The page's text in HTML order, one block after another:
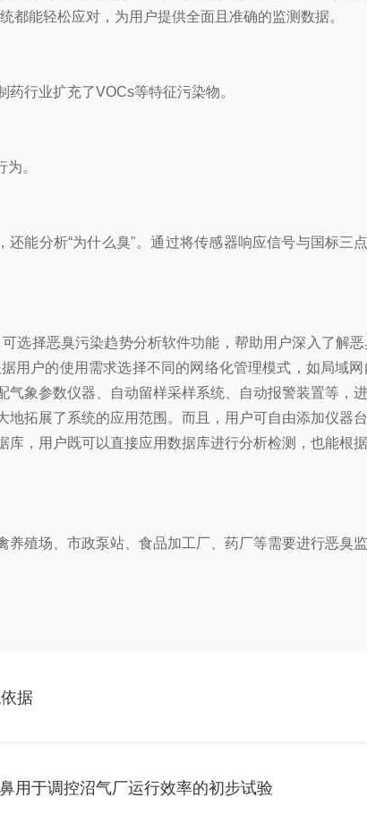
都能轻松应对，为用户提供全面且准确的监测数据。
行业扩充了VOCs等特征污染物。
。
还能分析“为什么臭"。通过将传感器响应信号与国标
选择恶臭污染趋势分析软件功能，帮助用户深入了解
用户的使用需求选择不同的网络化管理模式，如局域
象参数仪器、自动留样采样系统、自动报警装置等，
拓展了系统的应用范围。而且，用户可自由添加仪器
，用户既可以直接应用数据库进行分析检测，也能根
殖场、市政泵站、食品加工厂、药厂等需要进行恶臭监
据
用于调控沼气厂运行效率的初步试验